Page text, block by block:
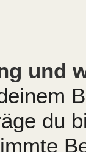
und
du